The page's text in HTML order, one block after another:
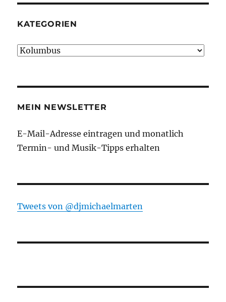
KATEGORIEN
Kategorien
MEIN NEWSLETTER
E-Mail-Adresse eintragen und monatlich
Termin- und Musik-Tipps erhalten
Tweets von ‎@djmichaelmarten